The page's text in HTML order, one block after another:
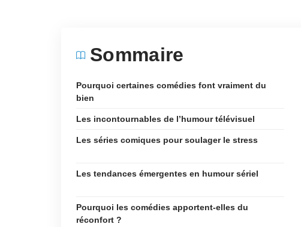
Sommaire
Pourquoi certaines comédies font vraiment du
bien
Les incontournables de l’humour télévisuel
Les séries comiques pour soulager le stress
Les tendances émergentes en humour sériel
Pourquoi les comédies apportent-elles du
réconfort ?